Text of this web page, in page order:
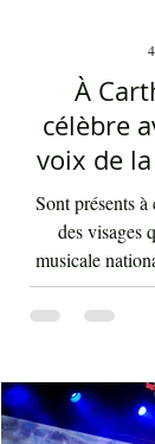
À
célèbre
voix de
Sont présents
des visages
nouveau sur
d'Asma Ben